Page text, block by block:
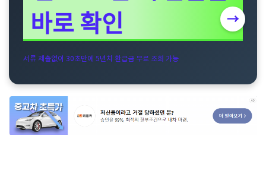
바로 확인
서류 제출없이 30초만에 5년치 환급금 무료 조회 가능
→